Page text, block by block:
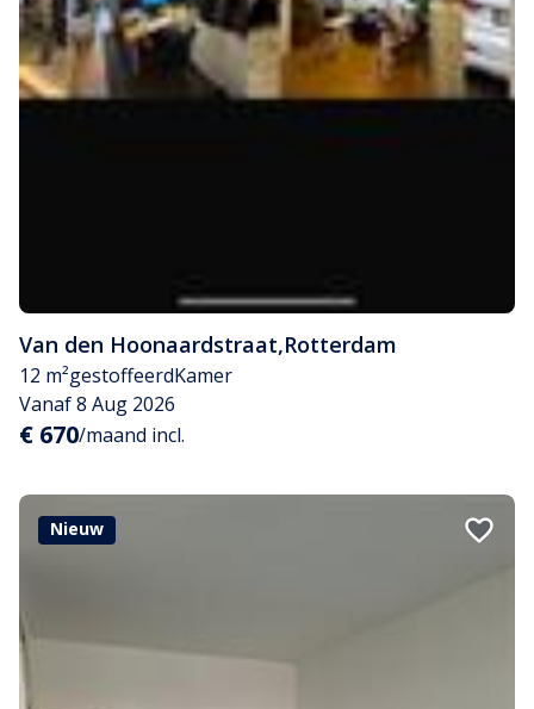
Van den Hoonaardstraat,Rotterdam
12 m²gestoffeerdKamer
Vanaf 8 Aug 2026
€ 670/maand incl.
Nieuw